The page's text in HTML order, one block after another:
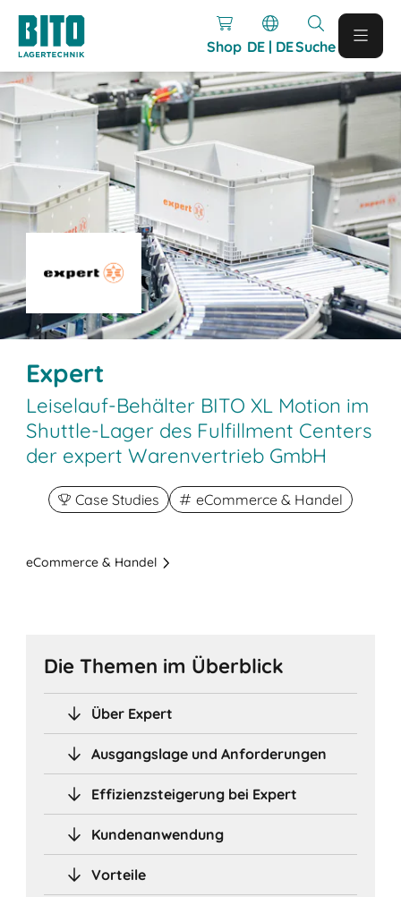
Shop DE | DESuche
Expert
Leiselauf-Behälter BITO XL Motion im
Shuttle-Lager des Fulfillment Centers
der expert Warenvertrieb GmbH
Case Studies eCommerce & Handel
eCommerce & Handel
Die Themen im Überblick
Über Expert
Ausgangslage und Anforderungen
Effizienzsteigerung bei Expert
Kundenanwendung
Vorteile